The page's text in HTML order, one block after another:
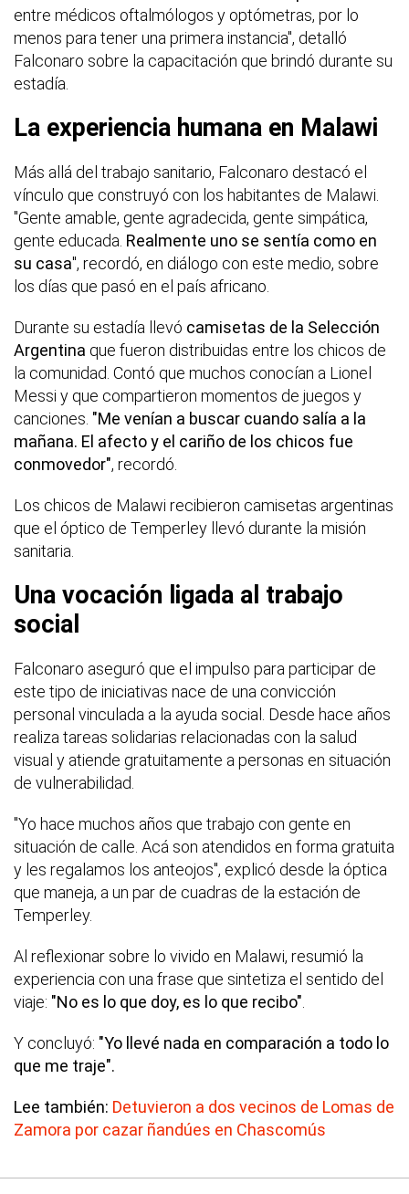
entre médicos oftalmólogos y optómetras, por lo
menos para tener una primera instancia", detalló
Falconaro sobre la capacitación que brindó durante su
estadía.
La experiencia humana en Malawi
Más allá del trabajo sanitario, Falconaro destacó el
vínculo que construyó con los habitantes de Malawi.
"Gente amable, gente agradecida, gente simpática,
gente educada. Realmente uno se sentía como en
su casa", recordó, en diálogo con este medio, sobre
los días que pasó en el país africano.
Durante su estadía llevó camisetas de la Selección
Argentina que fueron distribuidas entre los chicos de
la comunidad. Contó que muchos conocían a Lionel
Messi y que compartieron momentos de juegos y
canciones. "Me venían a buscar cuando salía a la
mañana. El afecto y el cariño de los chicos fue
conmovedor", recordó.
Los chicos de Malawi recibieron camisetas argentinas
que el óptico de Temperley llevó durante la misión
sanitaria.
Una vocación ligada al trabajo
social
Falconaro aseguró que el impulso para participar de
este tipo de iniciativas nace de una convicción
personal vinculada a la ayuda social. Desde hace años
realiza tareas solidarias relacionadas con la salud
visual y atiende gratuitamente a personas en situación
de vulnerabilidad.
"Yo hace muchos años que trabajo con gente en
situación de calle. Acá son atendidos en forma gratuita
y les regalamos los anteojos", explicó desde la óptica
que maneja, a un par de cuadras de la estación de
Temperley.
Al reflexionar sobre lo vivido en Malawi, resumió la
experiencia con una frase que sintetiza el sentido del
viaje: "No es lo que doy, es lo que recibo"
Y concluyó: "Yo llevé nada en comparación a todo lo
que me traje".
Lee también: Detuvieron a dos vecinos de Lomas de
Zamora por cazar ñandúes en Chascomús